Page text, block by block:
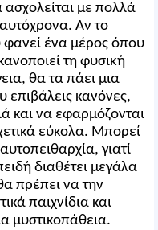
ασχολείται με πολλά
Αν το
φανεί ένα μέρος όπου
τη φυσική
θα τα πάει μια
επιβάλεις κανόνες,
και να εφαρμόζονται
εύκολα. Μπορεί
γιατί
διαθέτει μεγάλα
πρέπει να την
παιχνίδια και
μυστικοπάθεια.